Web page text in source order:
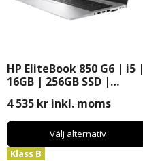
HP EliteBook 850 G6 | i5 |
16GB | 256GB SSD |
4 535 kr inkl. moms
Välj alternativ
Klass B